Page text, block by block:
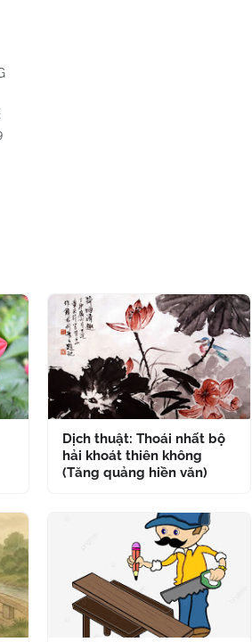
Dịch thuật: Thoái nhất bộ
hải khoát thiên không
(Tăng quảng hiền văn)